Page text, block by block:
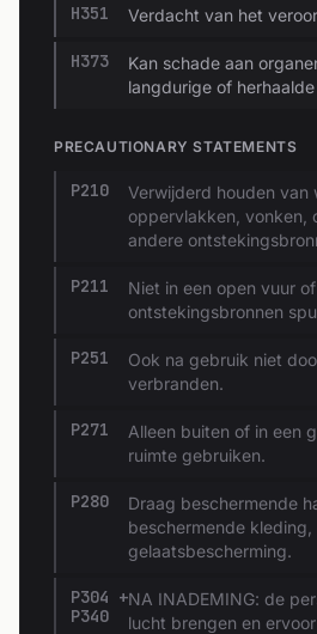
H351 Verdacht van het
H373
Kan schade aan
langdurige of
PRECAUTIONARY STATEMENTS
P210
Verwijderd houden van
oppervlakken, vonken,
andere
P211
Niet in een open vuur
ontstekingsbronnen
P251
Ook na gebruik niet
verbranden.
P271
Alleen buiten of in een
ruimte gebruiken.
P280
Draag beschermende
beschermende kleding,
gelaatsbescherming.
P304 +
P340
NA INADEMING: de
lucht brengen en